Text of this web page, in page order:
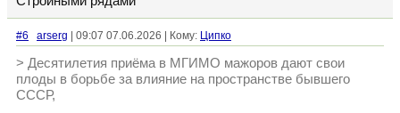
#6 arserg | 09:07 07.06.2026 | Кому: Ципко
> Десятилетия приёма в МГИМО мажоров дают свои
плоды в борьбе за влияние на пространстве бывшего
СССР,